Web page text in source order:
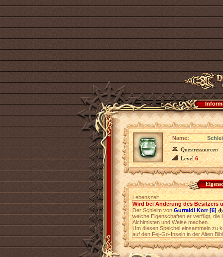
Name:
Questressourcen
Level6
Lebenszeit
Wird bei Änderung des Besitzers
Der Schleim vonGurraldi Korr [6]
welche Eigenschaften er verfügt,
Alchimisten und Weise machen.
Um diesen Speichel einsammeln zu
auf den Fej-Go-Inseln in der Alten